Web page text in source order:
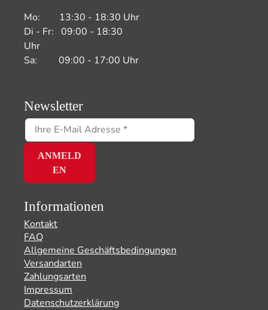
Mo: 13:30 - 18:30 Uhr
Di - Fr: 09:00 - 18:30
Uhr
Sa: 09:00 - 17:00 Uhr
Newsletter
Informationen
Kontakt
FAQ
Allgemeine Geschäftsbedingungen
Versandarten
Zahlungsarten
Impressum
Datenschutzerklärung